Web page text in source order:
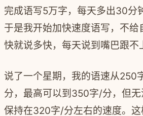
完成语写5万字，每天多出30分
于是我开始加快速度语写，不给
快就说多快，每天说到嘴巴跟不
说了一个星期，我的语速从250
分，最高可以到350字/分，但
保持在320字/分左右的速度。